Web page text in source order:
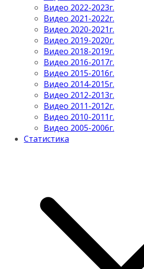
Видео 2022-2023г.
Видео 2021-2022г.
Видео 2020-2021г.
Видео 2019-2020г.
Видео 2018-2019г.
Видео 2016-2017г.
Видео 2015-2016г.
Видео 2014-2015г.
Видео 2012-2013г.
Видео 2011-2012г.
Видео 2010-2011г.
Видео 2005-2006г.
Статистика